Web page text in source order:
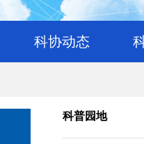
科协动态
科普园地